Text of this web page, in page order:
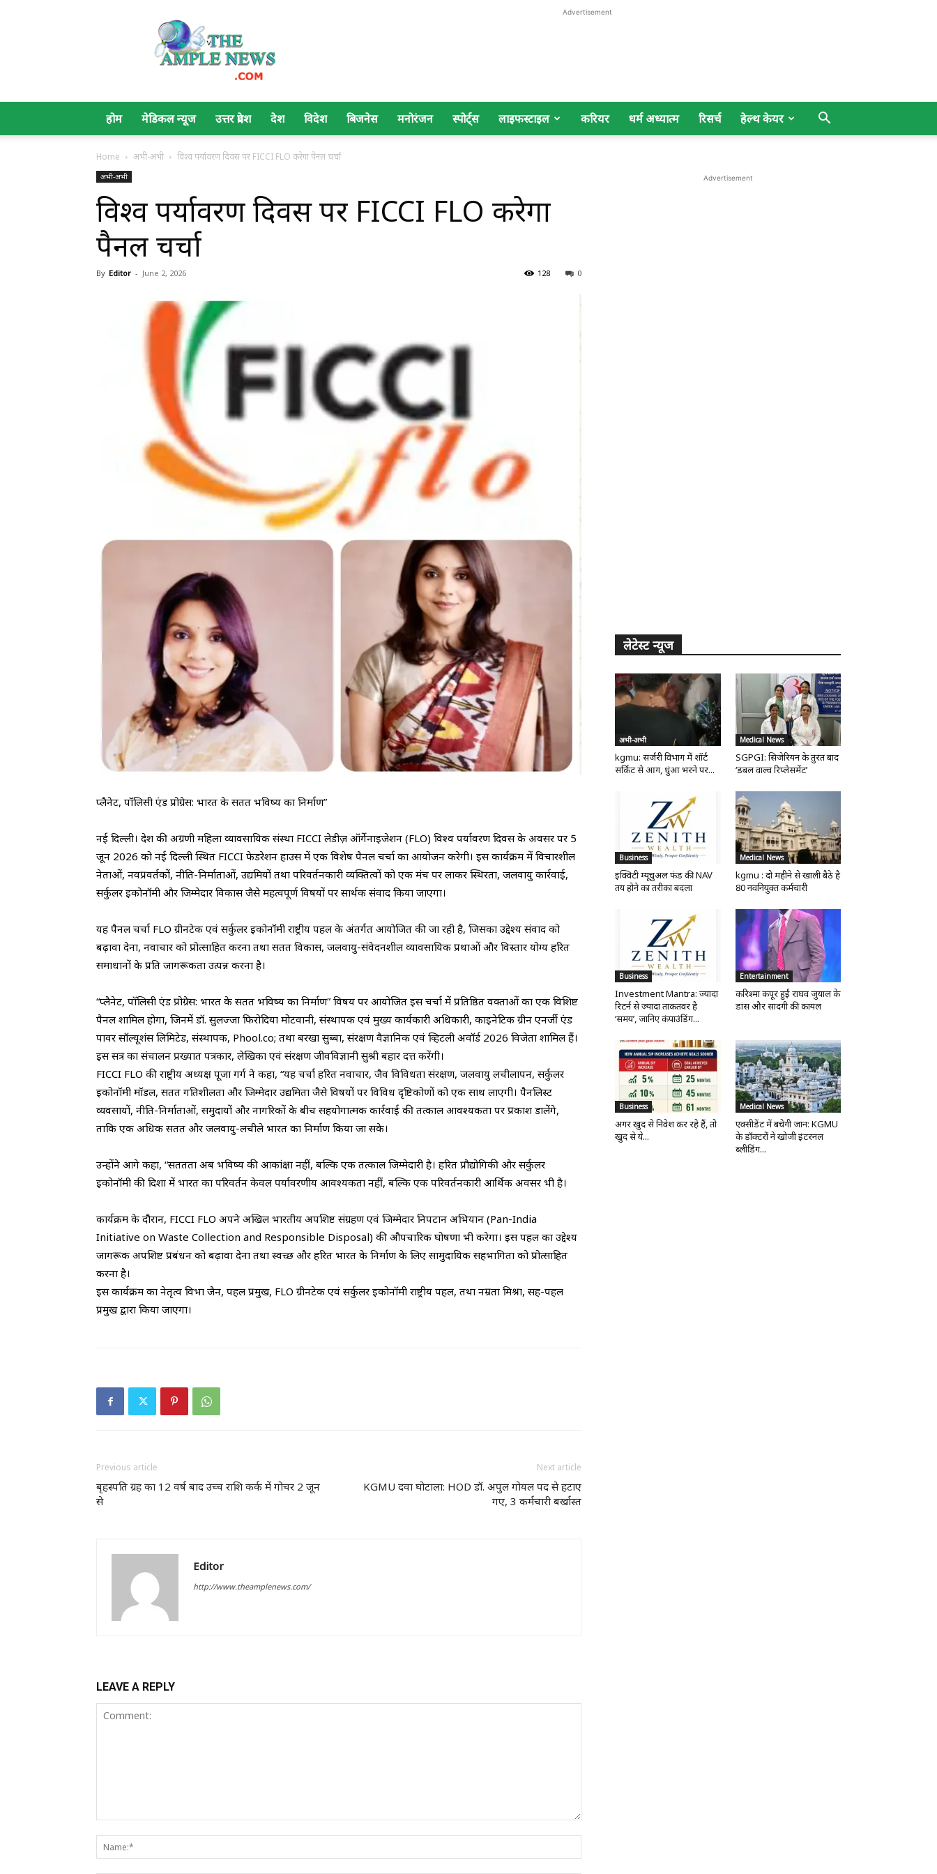
Ample
News
Advertisement
होम मेडिकल न्यूज उत्तर प्रदेश देश विदेश बिजनेस मनोरंजन स्पोर्ट्स लाइफस्टाइल करियर धर्म अध्यात्म रिसर्च हेल्थ केयर
Home अभी-अभी विश्व पर्यावरण दिवस पर FICCI FLO करेगा पैनल चर्चा
अभी-अभी
विश्व पर्यावरण दिवस पर FICCI FLO करेगा
पैनल चर्चा
By Editor - June 2, 2026 0
128
प्लैनेट, पॉलिसी एंड प्रोग्रेस: भारत के सतत भविष्य का निर्माण”
नई दिल्ली। देश की अग्रणी महिला व्यावसायिक संस्था FICCI लेडीज़ ऑर्गेनाइजेशन (FLO) विश्व पर्यावरण दिवस के अवसर पर 5
जून 2026 को नई दिल्ली स्थित FICCI फेडरेशन हाउस में एक विशेष पैनल चर्चा का आयोजन करेगी। इस कार्यक्रम में विचारशील
नेताओं, नवप्रवर्तकों, नीति-निर्माताओं, उद्यमियों तथा परिवर्तनकारी व्यक्तित्वों को एक मंच पर लाकर स्थिरता, जलवायु कार्रवाई,
सर्कुलर इकोनॉमी और जिम्मेदार विकास जैसे महत्वपूर्ण विषयों पर सार्थक संवाद किया जाएगा।
यह पैनल चर्चा FLO ग्रीनटेक एवं सर्कुलर इकोनॉमी राष्ट्रीय पहल के अंतर्गत आयोजित की जा रही है, जिसका उद्देश्य संवाद को
बढ़ावा देना, नवाचार को प्रोत्साहित करना तथा सतत विकास, जलवायु-संवेदनशील व्यावसायिक प्रथाओं और विस्तार योग्य हरित
समाधानों के प्रति जागरूकता उत्पन्न करना है।
“प्लैनेट, पॉलिसी एंड प्रोग्रेस: भारत के सतत भविष्य का निर्माण” विषय पर आयोजित इस चर्चा में प्रतिष्ठित वक्ताओं का एक विशिष्ट
पैनल शामिल होगा, जिनमें डॉ. सुलज्जा फिरोदिया मोटवानी, संस्थापक एवं मुख्य कार्यकारी अधिकारी, काइनेटिक ग्रीन एनर्जी एंड
पावर सॉल्यूशंस लिमिटेड, संस्थापक, Phool.co; तथा बरखा सुब्बा, संरक्षण वैज्ञानिक एवं व्हिटली अवॉर्ड 2026 विजेता शामिल हैं।
इस सत्र का संचालन प्रख्यात पत्रकार, लेखिका एवं संरक्षण जीवविज्ञानी सुश्री बहार दत्त करेंगी।
FICCI FLO की राष्ट्रीय अध्यक्ष पूजा गर्ग ने कहा, “यह चर्चा हरित नवाचार, जैव विविधता संरक्षण, जलवायु लचीलापन, सर्कुलर
इकोनॉमी मॉडल, सतत गतिशीलता और जिम्मेदार उद्यमिता जैसे विषयों पर विविध दृष्टिकोणों को एक साथ लाएगी। पैनलिस्ट
व्यवसायों, नीति-निर्माताओं, समुदायों और नागरिकों के बीच सहयोगात्मक कार्रवाई की तत्काल आवश्यकता पर प्रकाश डालेंगे,
ताकि एक अधिक सतत और जलवायु-लचीले भारत का निर्माण किया जा सके।
उन्होंने आगे कहा, “सततता अब भविष्य की आकांक्षा नहीं, बल्कि एक तत्काल जिम्मेदारी है। हरित प्रौद्योगिकी और सर्कुलर
इकोनॉमी की दिशा में भारत का परिवर्तन केवल पर्यावरणीय आवश्यकता नहीं, बल्कि एक परिवर्तनकारी आर्थिक अवसर भी है।
कार्यक्रम के दौरान, FICCI FLO अपने अखिल भारतीय अपशिष्ट संग्रहण एवं जिम्मेदार निपटान अभियान (Pan-India
Initiative on Waste Collection and Responsible Disposal) की औपचारिक घोषणा भी करेगा। इस पहल का उद्देश्य
जागरूक अपशिष्ट प्रबंधन को बढ़ावा देना तथा स्वच्छ और हरित भारत के निर्माण के लिए सामुदायिक सहभागिता को प्रोत्साहित
करना है।
इस कार्यक्रम का नेतृत्व विभा जैन, पहल प्रमुख, FLO ग्रीनटेक एवं सर्कुलर इकोनॉमी राष्ट्रीय पहल, तथा नम्रता मिश्रा, सह-पहल
प्रमुख द्वारा किया जाएगा।
Previous article
बृहस्पति ग्रह का 12 वर्ष बाद उच्च राशि कर्क में गोचर 2 जून
से
Next article
KGMU दवा घोटाला: HOD डॉ. अपुल गोयल पद से हटाए
गए, 3 कर्मचारी बर्खास्त
Editor
http://www.theamplenews.com/
LEAVE A REPLY
Advertisement
लेटेस्ट न्यूज
अभी-अभी
kgmu: सर्जरी विभाग में शॉर्ट
सर्किट से आग, धुंआ भरने पर...
Medical News
SGPGI: सिजेरियन के तुरंत बाद
‘डबल वाल्व रिप्लेसमेंट’
Business
इक्विटी म्यूचुअल फंड की NAV
तय होने का तरीका बदला
Medical News
kgmu : दो महीने से खाली बैठे है
80 नवनियुक्त कर्मचारी
Business
Investment Mantra: ज्यादा
रिटर्न से ज्यादा ताकतवर है
‘समय’, जानिए कंपाउंडिंग...
Entertainment
करिश्मा कपूर हुईं राघव जुयाल के
डांस और सादगी की कायल
Business
अगर खुद से निवेश कर रहे हैं, तो
खुद से ये...
Medical News
एक्सीडेंट में बचेगी जान: KGMU
के डॉक्टरों ने खोजी इंटरनल
ब्लीडिंग...